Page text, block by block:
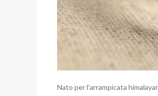
Nato per l’arrampicata